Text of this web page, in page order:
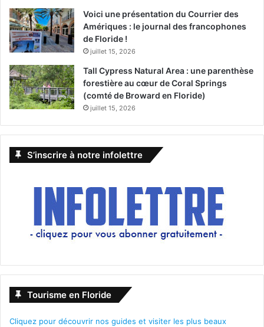
personne ne pourrait plus se fier à
l’information devrait réellement
seraient nombreuses et
imprévisibles.
Par ailleurs, il est peut-être aussi
temps d’évoquer la manière dont
s’approprient le contenu des
médias (et ses revenus
publicitaires), décident à leur
place de la hiérarchisation des
informations, et les mélangent
http://www.gallup.com/poll/19554
Voici une présentation du Courrier des
Amériques : le journal des francophones
de Floride !
juillet 15, 2026
Tall Cypress Natural Area : une parenthèse
forestière au cœur de Coral Springs
(comté de Broward en Floride)
juillet 15, 2026
S’inscrire à notre infolettre
Tourisme en Floride
Cliquez pour découvrir nos guides et visiter les plus beaux